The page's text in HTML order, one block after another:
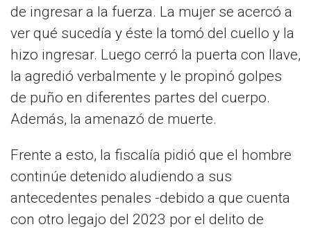
de ingresar a la fuerza. La mujer se acercó a
ver qué sucedía y éste la tomó del cuello y la
hizo ingresar. Luego cerró la puerta con llave,
la agredió verbalmente y le propinó golpes
de puño en diferentes partes del cuerpo.
Además, la amenazó de muerte.
Frente a esto, la fiscalía pidió que el hombre
continúe detenido aludiendo a sus
antecedentes penales -debido a que cuenta
con otro legajo del 2023 por el delito de